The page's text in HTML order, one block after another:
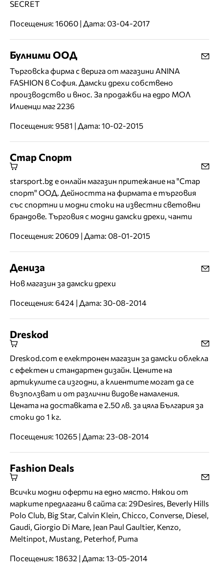
SECRET
Посещения: 16060 | Дата: 03-04-2017
Булними ООД
Търговска фирма с верига от магазини ANINA
FASHION в София. Дамски дрехи собствено
производство и внос. За продажби на едро МОЛ
Илиенци маг 2236
Посещения: 9581 | Дата: 10-02-2015
Стар Спорт
starsport.bg е онлайн магазин притежание на "Стар
спорт" ООД. Дейността на фирмата е търговия
със спортни и модни стоки на известни световни
брандове. Търговия с модни дамски дрехи, чанти
Посещения: 20609 | Дата: 08-01-2015
Дениза
Нов магазин за дамски дрехи
Посещения: 6424 | Дата: 30-08-2014
Dreskod
Dreskod.com е електронен магазин за дамски облекла
с ефектен и стандартен дизайн. Цените на
артикулите са изгодни, а клиентите могат да се
възползват и от различни видове намаления.
Цената на доставката е 2.50 лв. за цяла България за
стоки до 1 кг.
Посещения: 10265 | Дата: 23-08-2014
Fashion Deals
Всички модни оферти на едно място. Някои от
марките предлагани в сайта са: 29Desires, Beverly Hills
Polo Club, Big Star, Calvin Klein, Chicco, Converse, Diesel,
Gaudi, Giorgio Di Mare, Jean Paul Gaultier, Kenzo,
Meltinpot, Mustang, Peterhof, Puma
Посещения: 18632 | Дата: 13-05-2014